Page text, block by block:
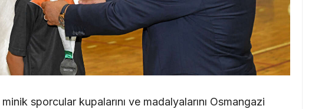
sporcular kupalarını ve madalyalarını Osmangazi